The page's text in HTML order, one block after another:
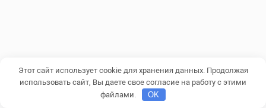
Этот сайт использует cookie для хранения данных. Продолжая
использовать сайт, Вы даете свое согласие на работу с этими
файлами.
OK